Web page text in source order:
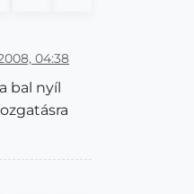
04:38
bal nyíl